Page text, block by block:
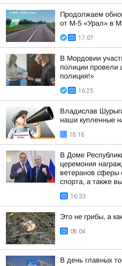
Продолжаем
от М-5 «Урал» в
17:07
В Мордовии
полиции провели
полиция!»
16:25
Владислав
наши купленные
18:18
В Доме
церемония
ветеранов сферы
спорта, а также
16:33
Это не грибы, а
08:04
В день главных